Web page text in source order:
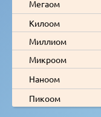
Мегаом
Килоом
Миллиом
Микроом
Наноом
Пикоом